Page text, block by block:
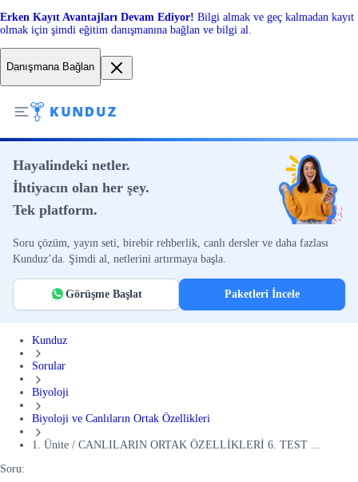
Erken Kayıt Avantajları Devam Ediyor! Bilgi almak ve geç kalmadan kayıt
olmak için şimdi eğitim danışmanına bağlan ve bilgi al.
Danışmana Bağlan
Hayalindeki netler.
İhtiyacın olan her şey.
Tek platform.
Soru çözüm, yayın seti, birebir rehberlik, canlı dersler ve daha fazlası
Kunduz’da. Şimdi al, netlerini artırmaya başla.
Görüşme Başlat Paketleri İncele
Kunduz
Sorular
Biyoloji
Biyoloji ve Canlıların Ortak Özellikleri
1. Ünite / CANLILARIN ORTAK ÖZELLİKLERİ 6. TEST ...
Soru: